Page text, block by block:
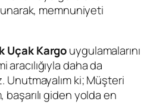
memnuniyeti
Uçak Kargouygulamalarını
daha da
ki; Müşteri
başarılı giden yolda en